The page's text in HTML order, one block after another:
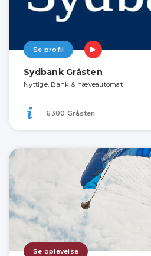
Se profil
Sydbank Gråsten
Nyttige, Bank & hæveautomat
6300 Gråsten
Se oplevelse